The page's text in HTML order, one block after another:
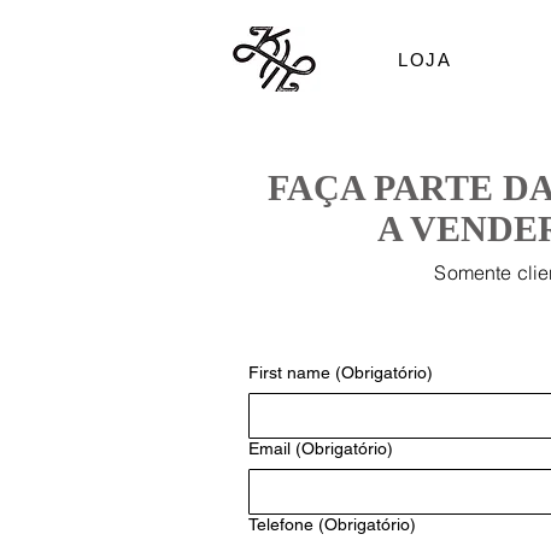
LOJA
FAÇA PARTE
A
Somente
First name (Obrigatório)
Email (Obrigatório)
Telefone (Obrigatório)